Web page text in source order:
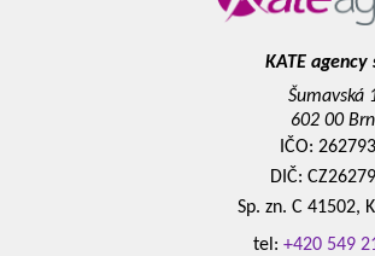
KATE agency
Šumavská
602 00
IČO:
DIČ:
Sp. zn. C 41502,
tel: +420 549